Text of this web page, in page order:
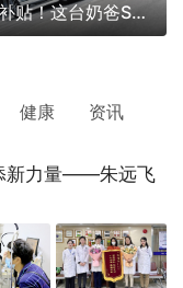
万元补贴！这台奶爸SUV要宠你了！
健康 资讯
新力量——朱远飞